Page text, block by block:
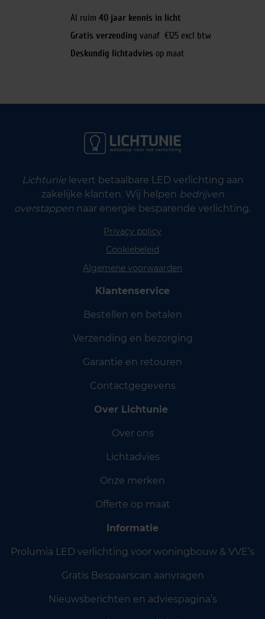
Al ruim 40 jaar kennis in licht
Gratis verzending vanaf €125 excl btw
Deskundig lichtadvies op maat
Lichtunielevert betaalbare LED verlichting aan
zakelijke klanten. Wij helpen bedrijven
overstappen naar energie besparende verlichting.
Privacy policy
Cookiebeleid
Algemene voorwaarden
Klantenservice
Bestellen en betalen
Verzending en bezorging
Garantie en retouren
Contactgegevens
Over Lichtunie
Over ons
Lichtadvies
Onze merken
Offerte op maat
Informatie
Prolumia LED verlichting voor woningbouw & VVE’s
Gratis Bespaarscan aanvragen
Nieuwsberichten en adviespagina’s